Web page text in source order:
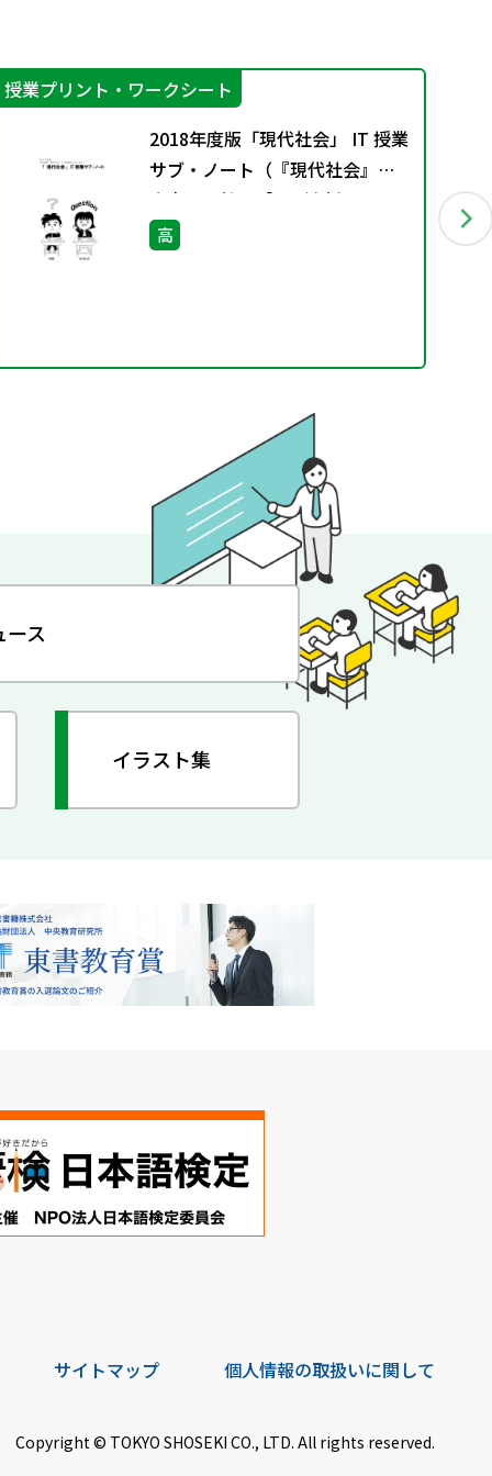
授業プリント・ワークシート
2018年度版「現代社会」 IT 授業
サブ・ノート（『現代社会』［2
東書・現社313］に対応）
高
ース
イラスト集
サイトマップ 個人情報の取扱いに関して
Copyright © TOKYO SHOSEKI CO., LTD. All rights reserved.